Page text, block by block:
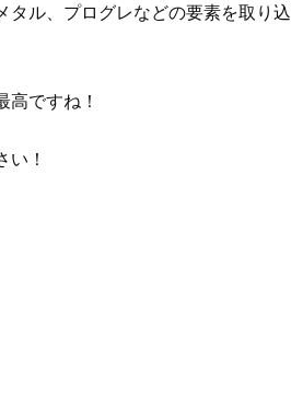
タル、プログレなどの要素を取り込
ですね！
い！